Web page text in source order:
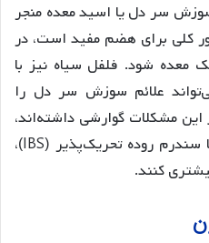
سر دل یا اسید معده منجر
کلی برای هضم مفید است، در
معده شود. فلفل سیاه نیز با
علائم سوزش سر دل را
مشکلات گوارشی داشته‌اند،
، التهاب روده یا سندرم روده تحریک‌پذیر (IBS)،
کنند.